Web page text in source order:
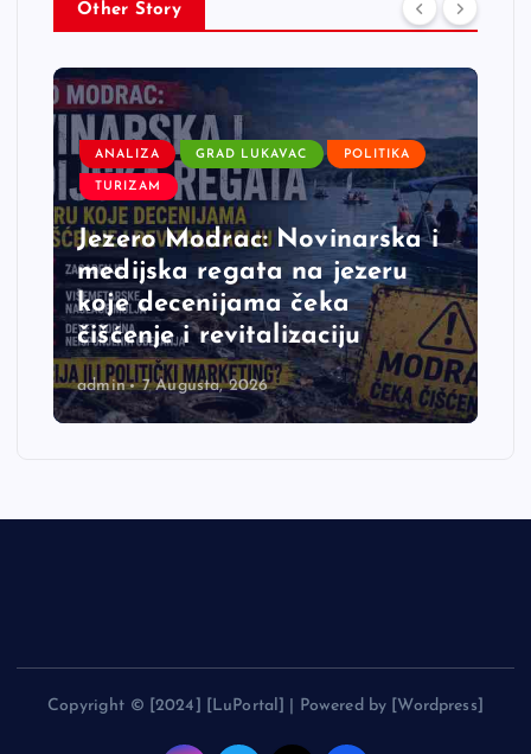
Other Story
ANALIZA GRAD LUKAVAC POLITIKA
TURIZAM
Jezero Modrac: Novinarska i
medijska regata na jezeru
koje decenijama čeka
čišćenje i revitalizaciju
admin 7 Augusta, 2026
Copyright © [2024] [LuPortal] | Powered by [Wordpress]